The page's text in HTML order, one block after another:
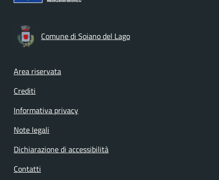
Comune di Soiano del Lago
Footer menu
Area riservata
Crediti
Informativa privacy
Note legali
Dichiarazione di accessibilità
Contatti